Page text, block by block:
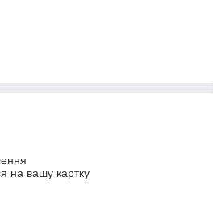
на вашу картку